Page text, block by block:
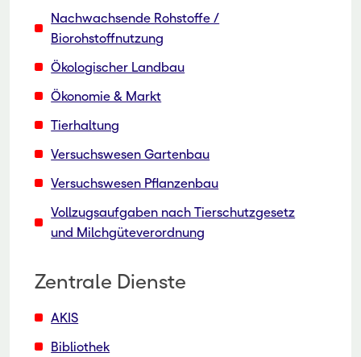
Nachwachsende Rohstoffe /
Biorohstoffnutzung
Ökologischer Landbau
Ökonomie & Markt
Tierhaltung
Versuchswesen Gartenbau
Versuchswesen Pflanzenbau
Vollzugsaufgaben nach Tierschutzgesetz
und Milchgüteverordnung
Zentrale Dienste
AKIS
Bibliothek